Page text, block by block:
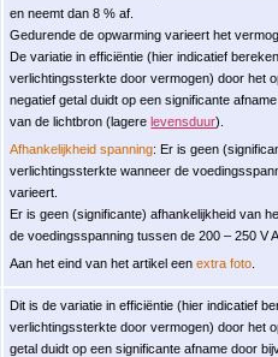
en neemt dan 8 % af.
Gedurende de opwarming varieert het
De variatie in efficiëntie (hier indicatief
verlichtingssterkte door vermogen) door het
negatief getal duidt op een significante
van de lichtbron (lagerelevensduur).
Afhankelijkheid spanning: Er is geen
verlichtingssterkte wanneer de
varieert.
Er is geen (significante) afhankelijkheid van
de voedingsspanning tussen de 200 – 250 V
Aan het eind van het artikel eenextra foto
Dit is de variatie in efficiëntie (hier indicatief
verlichtingssterkte door vermogen) door het
getal duidt op een significante afname door